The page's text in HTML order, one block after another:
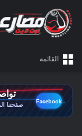
القائمة